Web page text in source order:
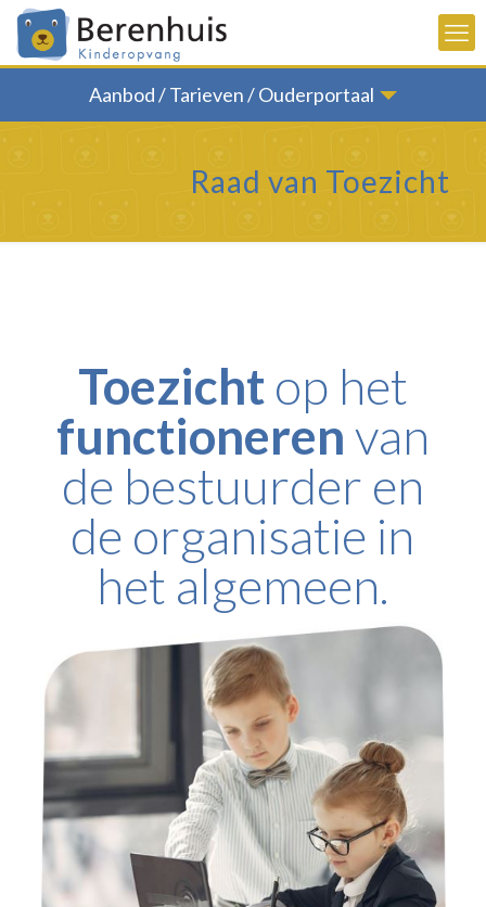
Aanbod / Tarieven / Ouderportaal
Raad van Toezicht
Toezichtop het
functioneren van
de bestuurder en
de organisatie in
het algemeen.